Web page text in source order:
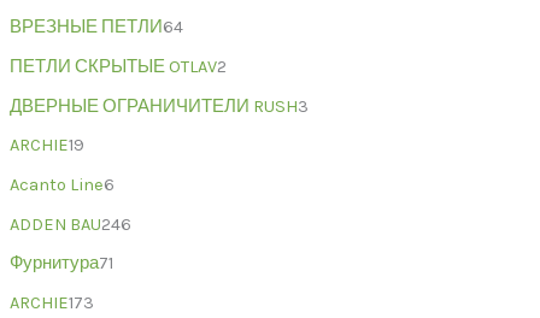
ВРЕЗНЫЕ ПЕТЛИ64
ПЕТЛИ СКРЫТЫЕ OTLAV2
ДВЕРНЫЕ ОГРАНИЧИТЕЛИ RUSH3
ARCHIE19
Acanto Line6
ADDEN BAU246
Фурнитура71
ARCHIE173